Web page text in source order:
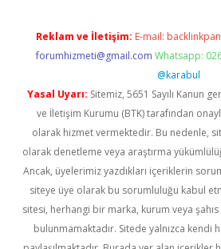
Reklam ve İletişim: E-mail:
forumhizmeti@gmail.com Whatsapp:
@karabul
Yasal Uyarı: Sitemiz, 5651 Sayılı Kanun
ve İletişim Kurumu (BTK) tarafından
olarak hizmet vermektedir. Bu nedenle,
olarak denetleme veya araştırma
Ancak, üyelerimiz yazdıkları içeriklerin
siteye üye olarak bu sorumluluğu kabul
sitesi, herhangi bir marka, kurum veya
bulunmamaktadır. Sitede yalnızca kendi